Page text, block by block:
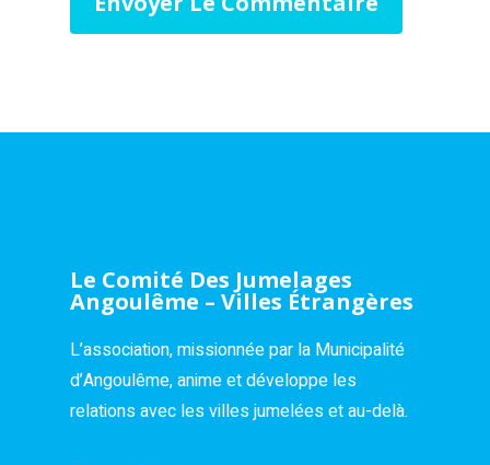
Le Comité Des Jumelages
Angoulême – Villes Étrangères
L’association, missionnée par la Municipalité
d’Angoulême, anime et développe les
relations avec les villes jumelées et au-delà.